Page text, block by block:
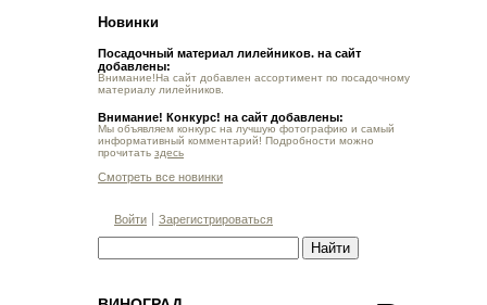
Новинки
Посадочный материал лилейников. на сайт
добавлены:
Внимание!На сайт добавлен ассортимент по посадочному
материалу лилейников.
Внимание! Конкурс! на сайт добавлены:
Мы объявляем конкурс на лучшую фотографию и самый
информативный комментарий! Подробности можно
прочитать здесь
Смотреть все новинки
Войти Зарегистрироваться